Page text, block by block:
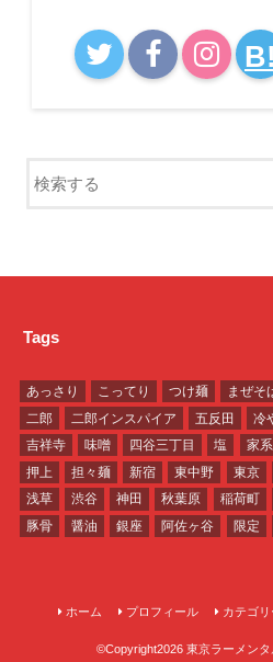
B!
Tags
あっさり こってり つけ麺 まぜそ
二郎
二郎インスパイア 五反田 冷
吉祥寺
味噌 四谷三丁目 塩 家系
押上
担々麺 新宿 東中野 東京
浅草
渋谷 神田 秋葉原 稲荷町
豚骨
醤油 銀座 阿佐ヶ谷 限定
ホーム プロフィール カテゴリ
©Copyright2026 東京ラーメンタ